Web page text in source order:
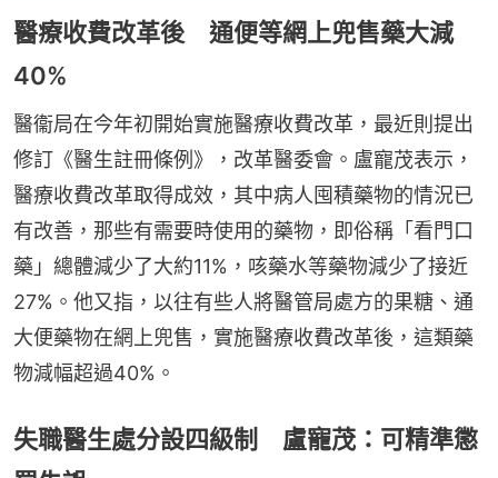
醫療收費改革後 通便等網上兜售藥大減
40%
醫衞局在今年初開始實施醫療收費改革，最近則提出
修訂《醫生註冊條例》，改革醫委會。盧寵茂表示，
醫療收費改革取得成效，其中病人囤積藥物的情況已
有改善，那些有需要時使用的藥物，即俗稱「看門口
藥」總體減少了大約11%，咳藥水等藥物減少了接近
27%。他又指，以往有些人將醫管局處方的果糖、通
大便藥物在網上兜售，實施醫療收費改革後，這類藥
物減幅超過40%。
失職醫生處分設四級制 盧寵茂：可精準懲